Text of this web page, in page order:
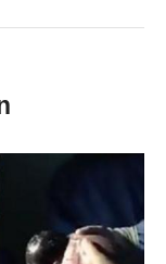
τις
μέσα από ένα